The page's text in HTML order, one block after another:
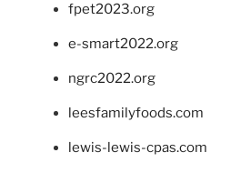
fpet2023.org
e-smart2022.org
ngrc2022.org
leesfamilyfoods.com
lewis-lewis-cpas.com